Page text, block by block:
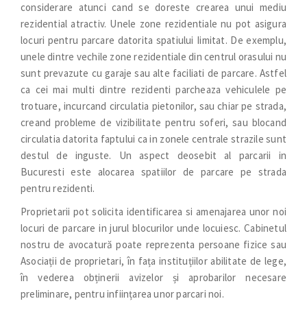
considerare atunci cand se doreste crearea unui mediu
rezidential atractiv. Unele zone rezidentiale nu pot asigura
locuri pentru parcare datorita spatiului Iimitat. De exemplu,
unele dintre vechile zone rezidentiale din centrul orasului nu
sunt prevazute cu garaje sau alte faciliati de parcare. Astfel
ca cei mai multi dintre rezidenti parcheaza vehiculele pe
trotuare, incurcand circulatia pietonilor, sau chiar pe strada,
creand probleme de vizibilitate pentru soferi, sau blocand
circulatia datorita faptului ca in zonele centrale strazile sunt
destul de inguste. Un aspect deosebit al parcarii in
Bucuresti este alocarea spatiilor de parcare pe strada
pentru rezidenti.
Proprietarii pot solicita identificarea si amenajarea unor noi
locuri de parcare in jurul blocurilor unde locuiesc. Cabinetul
nostru de avocatură poate reprezenta persoane fizice sau
Asociații de proprietari, în fața instituțiilor abilitate de lege,
în vederea obținerii avizelor și aprobarilor necesare
preliminare, pentru inființarea unor parcari noi.